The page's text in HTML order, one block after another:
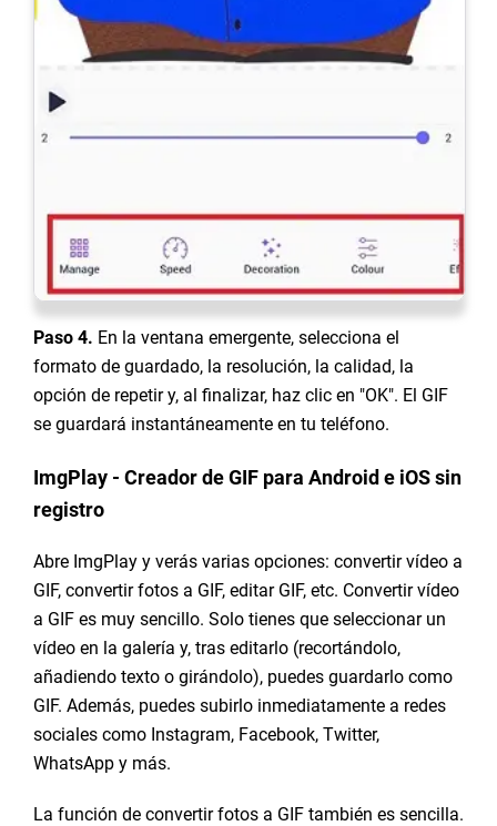
Paso 4. En la ventana emergente, selecciona el
formato de guardado, la resolución, la calidad, la
opción de repetir y, al finalizar, haz clic en "OK". El GIF
se guardará instantáneamente en tu teléfono.
ImgPlay - Creador de GIF para Android e iOS sin
registro
Abre ImgPlay y verás varias opciones: convertir vídeo a
GIF, convertir fotos a GIF, editar GIF, etc. Convertir vídeo
a GIF es muy sencillo. Solo tienes que seleccionar un
vídeo en la galería y, tras editarlo (recortándolo,
añadiendo texto o girándolo), puedes guardarlo como
GIF. Además, puedes subirlo inmediatamente a redes
sociales como Instagram, Facebook, Twitter,
WhatsApp y más.
La función de convertir fotos a GIF también es sencilla.